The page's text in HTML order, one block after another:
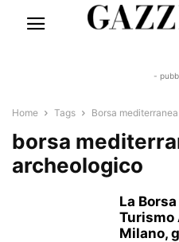
-
Home Tags Borsa
borsa
archeologico
La
Turismo
Milano,